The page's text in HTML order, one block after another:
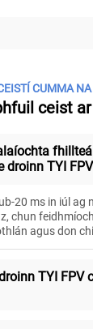
CUMMA
ceist
droinn TYI
20 ms in iúl ag
chun
agus don
TYI FPV